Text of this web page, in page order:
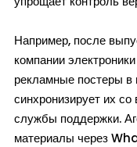
Например, после
компании
рекламные постеры
синхронизирует их
службы поддержки.
материалы через